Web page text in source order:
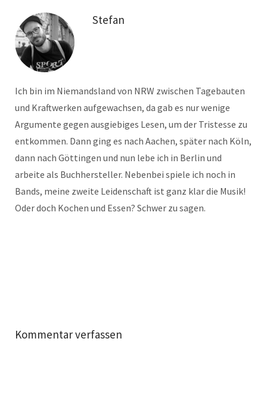
Stefan
Ich bin im Niemandsland von NRW zwischen Tagebauten
und Kraftwerken aufgewachsen, da gab es nur wenige
Argumente gegen ausgiebiges Lesen, um der Tristesse zu
entkommen. Dann ging es nach Aachen, später nach Köln,
dann nach Göttingen und nun lebe ich in Berlin und
arbeite als Buchhersteller. Nebenbei spiele ich noch in
Bands, meine zweite Leidenschaft ist ganz klar die Musik!
Oder doch Kochen und Essen? Schwer zu sagen.
Kommentar verfassen